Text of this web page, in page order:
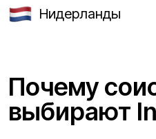
Нидерланды
Почему
выбирают